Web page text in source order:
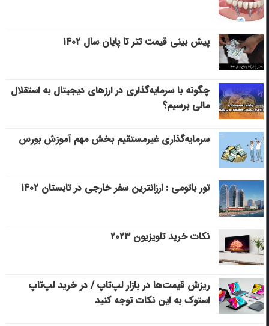
پیش بینی قیمت تتر تا پایان سال ۱۴۰۲
چگونه با سرمایه‌گذاری در ارزهای دیجیتال به استقلال
مالی برسیم؟
سرمایه‌گذاری غیرمستقیم بخش مهم آموزش بورس
تور باتومی : ارزانترین سفر خارجی در تابستان ۱۴۰۲
نکات خرید تلویزیون ۲۰۲۳
ریزش قیمت‌ها در بازار لپ‌تاپ / در خرید لپ‌تاپ
استوک به این نکات توجه کنید